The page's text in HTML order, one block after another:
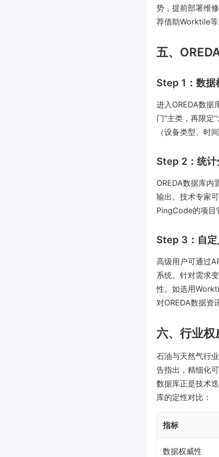
势，提前部署维
荐借助Worktile
五、
Step 1：数据
进入OREDA数据
门”主类，再限定
（设备类型、时
Step 2：统计
OREDA数据库内
输出。技术专家
PingCode的项目
Step 3：自定
高级用户可通过
系统。针对需求
性。如选用
对OREDA数据资
六、行业
石油与天然气行
告指出，精细化
数据库正是技术
库的定性对比：
指标
数据权威性